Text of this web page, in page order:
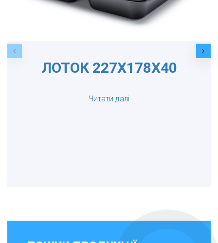
ЛОТОК 227Х178Х40
Читати далі